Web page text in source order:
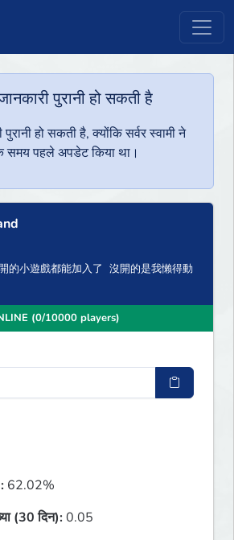
पुरानी हो सकती है
हो सकती है, क्योंकि सर्वर स्वामी ने
समय पहले अपडेट किया था।
的小遊戲都能加入了 沒開的是我懶得動
(0/10000 players)
62.02%
(30 दिन):0.05